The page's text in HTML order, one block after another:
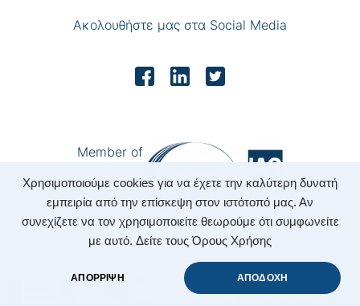
Χρησιμοποιούμε cookies για να έχετε την καλύτερη δυνατή
εμπειρία από την επίσκεψη στον ιστότοπό μας. Αν
συνεχίζετε να τον χρησιμοποιείτε θεωρούμε ότι συμφωνείτε
με αυτό. Δείτε τους Όρους Χρήσης
ΑΠΟΡΡΙΨΗ ΑΠΟΔΟΧΗ
Ακολουθήστε μας στα Social Media
Member of
Copyright 2022 Nepa - New Enterprising Progressive